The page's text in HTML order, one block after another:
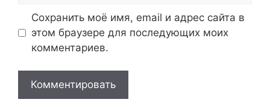
Сохранить моё имя, email и адрес сайта в
этом браузере для последующих моих
комментариев.